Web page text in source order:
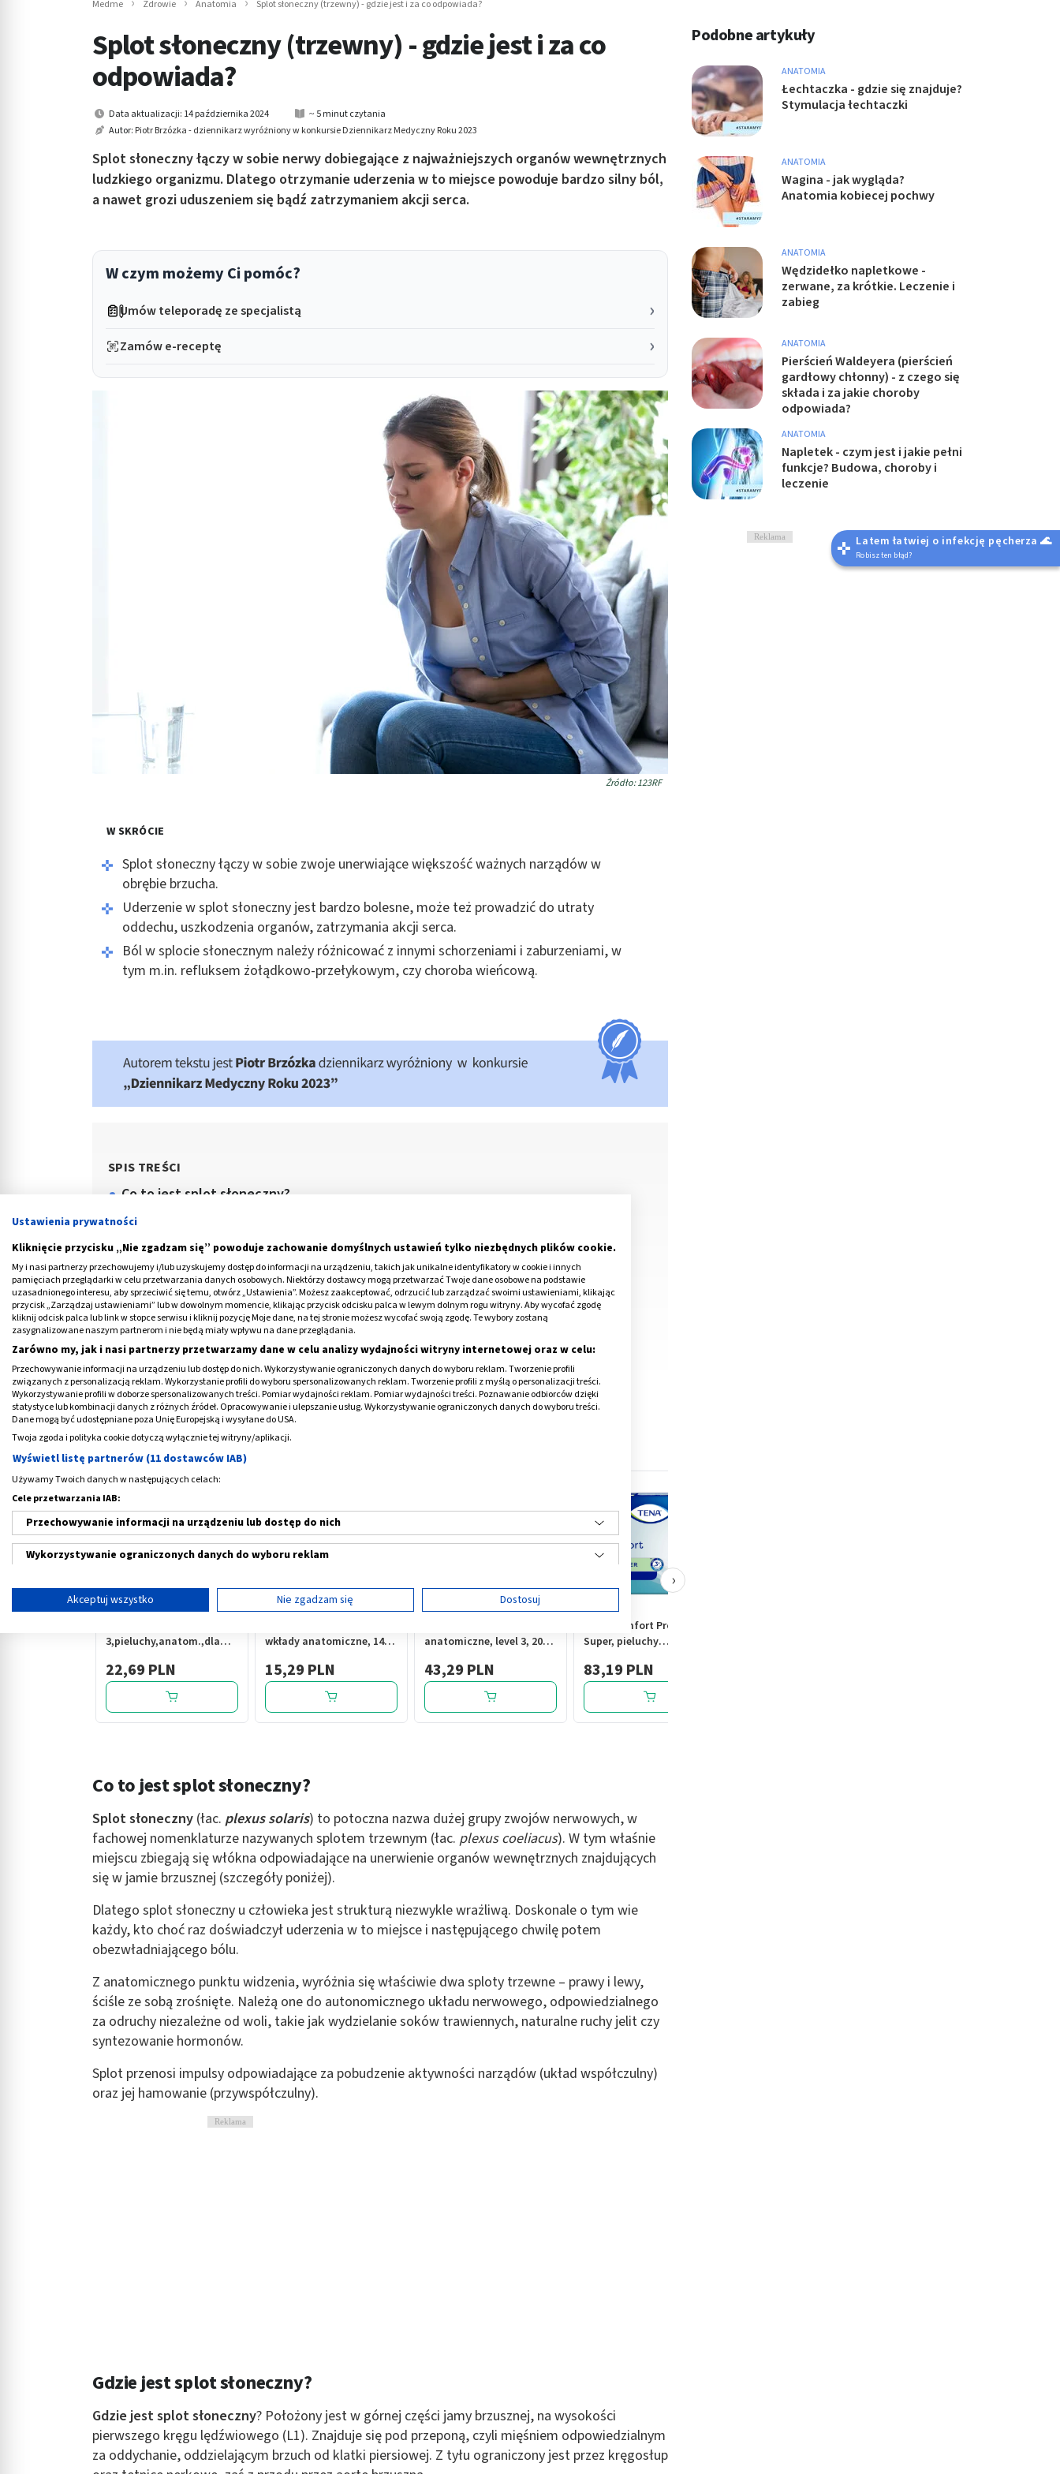
Medme Zdrowie Anatomia Splot słoneczny (trzewny) - gdzie jest i za co odpowiada?
Splot słoneczny (trzewny) - gdzie jest i za co
odpowiada?
Data aktualizacji: 14 października 2024
~ 5 minut czytania
Autor: Piotr Brzózka - dziennikarz wyróżniony w konkursie Dziennikarz Medyczny Roku 2023
Splot słoneczny łączy w sobie nerwy dobiegające z najważniejszych organów wewnętrznych
ludzkiego organizmu. Dlatego otrzymanie uderzenia w to miejsce powoduje bardzo silny ból,
a nawet grozi uduszeniem się bądź zatrzymaniem akcji serca.
W czym możemy Ci pomóc?
Umów teleporadę ze specjalistą
Zamów e-receptę
Źródło: 123RF
W SKRÓCIE
Splot słoneczny łączy w sobie zwoje unerwiające większość ważnych narządów w
obrębie brzucha.
Uderzenie w splot słoneczny jest bardzo bolesne, może też prowadzić do utraty
oddechu, uszkodzenia organów, zatrzymania akcji serca.
Ból w splocie słonecznym należy różnicować z innymi schorzeniami i zaburzeniami, w
tym m.in. refluksem żołądkowo-przełykowym, czy choroba wieńcową.
SPIS TREŚCI
Co to jest splot słoneczny?
Gdzie jest splot słoneczny?
Za co odpowiada splot słoneczny?
Ból w splocie słonecznym
Uderzenie w splot słoneczny
Medme poleca
3,pieluchy,anatom.,dla
22,69 PLN
wkłady anatomiczne, 14
15,29 PLN
anatomiczne, level 3, 20
43,29 PLN
TENA Comfort ProSkin
Super, pieluchy
83,19 PLN
›
Co to jest splot słoneczny?
Splot słoneczny (łac. plexus solaris) to potoczna nazwa dużej grupy zwojów nerwowych, w
fachowej nomenklaturze nazywanych splotem trzewnym (łac. plexus coeliacus). W tym właśnie
miejscu zbiegają się włókna odpowiadające na unerwienie organów wewnętrznych znajdujących
się w jamie brzusznej (szczegóły poniżej).
Dlatego splot słoneczny u człowieka jest strukturą niezwykle wrażliwą. Doskonale o tym wie
każdy, kto choć raz doświadczył uderzenia w to miejsce i następującego chwilę potem
obezwładniającego bólu.
Z anatomicznego punktu widzenia, wyróżnia się właściwie dwa sploty trzewne – prawy i lewy,
ściśle ze sobą zrośnięte. Należą one do autonomicznego układu nerwowego, odpowiedzialnego
za odruchy niezależne od woli, takie jak wydzielanie soków trawiennych, naturalne ruchy jelit czy
syntezowanie hormonów.
Splot przenosi impulsy odpowiadające za pobudzenie aktywności narządów (układ współczulny)
oraz jej hamowanie (przywspółczulny).
Reklama
Gdzie jest splot słoneczny?
Gdzie jest splot słoneczny? Położony jest w górnej części jamy brzusznej, na wysokości
pierwszego kręgu lędźwiowego (L1). Znajduje się pod przeponą, czyli mięśniem odpowiedzialnym
za oddychanie, oddzielającym brzuch od klatki piersiowej. Z tyłu ograniczony jest przez kręgosłup
Podobne artykuły
ANATOMIA
Łechtaczka - gdzie się znajduje?
Stymulacja łechtaczki
ANATOMIA
Wagina - jak wygląda?
Anatomia kobiecej pochwy
ANATOMIA
Wędzidełko napletkowe -
zerwane, za krótkie. Leczenie i
zabieg
ANATOMIA
Pierścień Waldeyera (pierścień
gardłowy chłonny) - z czego się
składa i za jakie choroby
odpowiada?
ANATOMIA
Napletek - czym jest i jakie pełni
funkcje? Budowa, choroby i
leczenie
Reklama Latem łatwiej o infekcję pęcherza 🌊
Robisz ten błąd?
Ustawienia prywatności
Kliknięcie przycisku „Nie zgadzam się” powoduje zachowanie domyślnych ustawień tylko niezbędnych plików cookie.
My i nasi partnerzy przechowujemy i/lub uzyskujemy dostęp do informacji na urządzeniu, takich jak unikalne identyfikatory w cookie i innych
pamięciach przeglądarki w celu przetwarzania danych osobowych. Niektórzy dostawcy mogą przetwarzać Twoje dane osobowe na podstawie
uzasadnionego interesu, aby sprzeciwić się temu, otwórz „Ustawienia”. Możesz zaakceptować, odrzucić lub zarządzać swoimi ustawieniami, klikając
przycisk „Zarządzaj ustawieniami” lub w dowolnym momencie, klikając przycisk odcisku palca w lewym dolnym rogu witryny. Aby wycofać zgodę
kliknij odcisk palca lub link w stopce serwisu i kliknij pozycję Moje dane, na tej stronie możesz wycofać swoją zgodę. Te wybory zostaną
zasygnalizowane naszym partnerom i nie będą miały wpływu na dane przeglądania.
Zarówno my, jak i nasi partnerzy przetwarzamy dane w celu analizy wydajności witryny internetowej oraz w celu:
Przechowywanie informacji na urządzeniu lub dostęp do nich. Wykorzystywanie ograniczonych danych do wyboru reklam. Tworzenie profili
związanych z personalizacją reklam. Wykorzystanie profili do wyboru spersonalizowanych reklam. Tworzenie profili z myślą o personalizacji treści.
Wykorzystywanie profili w doborze spersonalizowanych treści. Pomiar wydajności reklam. Pomiar wydajności treści. Poznawanie odbiorców dzięki
statystyce lub kombinacji danych z różnych źródeł. Opracowywanie i ulepszanie usług. Wykorzystywanie ograniczonych danych do wyboru treści.
Dane mogą być udostępniane poza Unię Europejską i wysyłane do USA.
Twoja zgoda i polityka cookie dotyczą wyłącznie tej witryny/aplikacji.
Wyświetl listę partnerów (11 dostawców IAB)
Używamy Twoich danych w następujących celach:
Cele przetwarzania IAB:
Przechowywanie informacji na urządzeniu lub dostęp do nich
Wykorzystywanie ograniczonych danych do wyboru reklam
Tworzenie profili w celu spersonalizowanych reklam
Tworzenie profili w celu personalizacji treści
Wykorzystywanie profili w celu doboru spersonalizowanych treści
Pomiar efektywności reklam
Rozumienie odbiorców dzięki statystyce lub kombinacji danych z różnych źródeł
Rozwój i ulepszanie usług
Wykorzystywanie ograniczonych danych do wyboru treści
Funkcje specjalne IAB:
Identyfikowanie urządzeń na podstawie aktywnie żądanych informacji
Cele przetwarzania inne niż IAB:
Wydajność (Performance)
Reklama / śledzenie
Akceptuj wszystko Nie zgadzam się Dostosuj